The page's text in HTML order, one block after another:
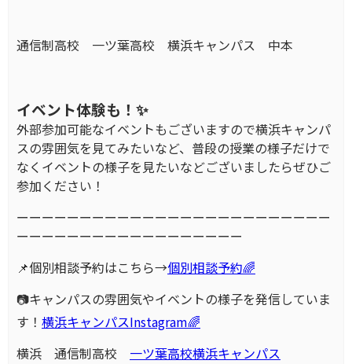
通信制高校 一ツ葉高校 横浜キャンパス 中本
イベント体験も！✨
外部参加可能なイベントもございますので横浜キャンパ
スの雰囲気を見てみたいなど、普段の授業の様子だけで
なくイベントの様子を見たいなどございましたらぜひご
参加ください！
ーーーーーーーーーーーーーーーーーーーーーーーーー
ーーーーーーーーーーーーーーーーーー
📌個別相談予約はこちら→個別相談予約🌈
📷キャンパスの雰囲気やイベントの様子を発信していま
す！ 横浜キャンパスInstagram🌈
横浜 通信制高校 一ツ葉高校横浜キャンパス